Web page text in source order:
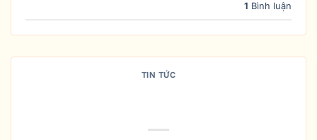
1 Bình luận
TIN TỨC